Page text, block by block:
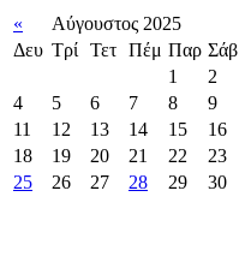
« Αύγουστος 2025
Δευ Τρί Τετ Πέμ Παρ Σάβ
1
2
4
5 6 7 8 9
11
12 13 14 15 16
18
19 20 21 22 23
25
26 27 28 29 30